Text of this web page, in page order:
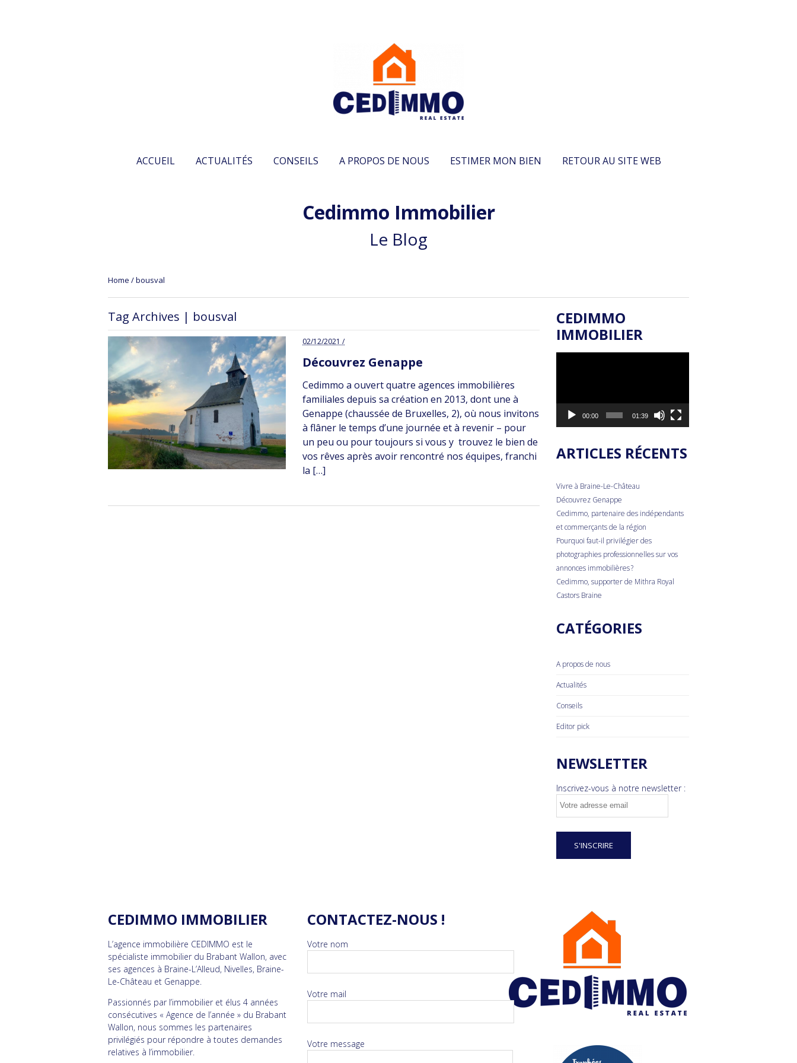
ACCUEIL ACTUALITÉS CONSEILS A PROPOS DE NOUS ESTIMER MON BIEN RETOUR AU SITE WEB
Cedimmo Immobilier
Le Blog
Home /bousval
Tag Archives | bousval
02/12/2021 /
Découvrez Genappe
Cedimmo a ouvert quatre agences immobilières
familiales depuis sa création en 2013, dont une à
Genappe (chaussée de Bruxelles, 2), où nous invitons
à flâner le temps d’une journée et à revenir – pour
un peu ou pour toujours si vous y trouvez le bien de
vos rêves après avoir rencontré nos équipes, franchi
la […]
CEDIMMO
IMMOBILIER
00:00 01:39
ARTICLES RÉCENTS
Vivre à Braine-Le-Château
Découvrez Genappe
Cedimmo, partenaire des indépendants
et commerçants de la région
Pourquoi faut-il privilégier des
photographies professionnelles sur vos
annonces immobilières ?
Cedimmo, supporter de Mithra Royal
Castors Braine
CATÉGORIES
A propos de nous
Actualités
Conseils
Editor pick
NEWSLETTER
Inscrivez-vous à notre newsletter :
CEDIMMO IMMOBILIER
L’agence immobilière CEDIMMO est le
spécialiste immobilier du Brabant Wallon, avec
ses agences à Braine-L’Alleud, Nivelles, Braine-
Le-Château et Genappe.
Passionnés par l’immobilier et élus 4 années
consécutives « Agence de l’année » du Brabant
Wallon, nous sommes les partenaires
privilégiés pour répondre à toutes demandes
relatives à l’immobilier.
CONTACTEZ-NOUS !
Votre nom
Votre mail
Votre message